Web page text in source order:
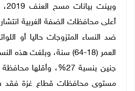
أعلى محافظات الضفة الغربية
ضد النساء المتزوجات حاليا أو
مستوى محافظات قطاع غزة فقد